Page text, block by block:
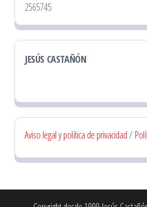
2565745
JESÚS CASTAÑÓN
Aviso legal y política de privacidad/